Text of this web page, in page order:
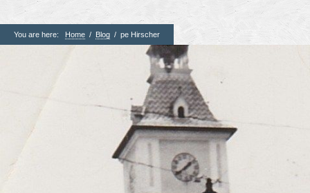
1. Pagini
Contribuie si tu
Din arhiva orasului
You are here: Home / Blog / pe Hirscher